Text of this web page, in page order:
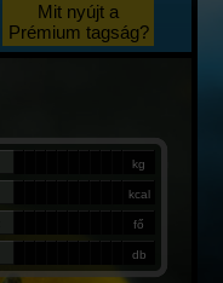
Mit nyújt a
Prémium tagság?
kg
kcal
fő
db